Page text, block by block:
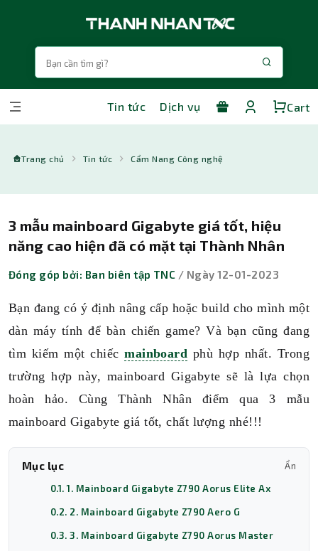
Tin tức Dịch vụ Cart
Trang chủ Tin tức Cẩm Nang Công nghệ
3 mẫu mainboard Gigabyte giá tốt, hiệu
năng cao hiện đã có mặt tại Thành Nhân
Đóng góp bởi: Ban biên tập TNC / Ngày 12-01-2023
Bạn đang có ý định nâng cấp hoặc build cho mình một
dàn máy tính để bàn chiến game? Và bạn cũng đang
tìm kiếm một chiếcmainboard phù hợp nhất. Trong
trường hợp này, mainboard Gigabyte sẽ là lựa chọn
hoàn hảo. Cùng Thành Nhân điểm qua 3 mẫu
mainboard Gigabyte giá tốt, chất lượng nhé!!!
Mục lục Ẩn
0.1. 1. Mainboard Gigabyte Z790 Aorus Elite Ax
0.2. 2. Mainboard Gigabyte Z790 Aero G
0.3. 3. Mainboard Gigabyte Z790 Aorus Master